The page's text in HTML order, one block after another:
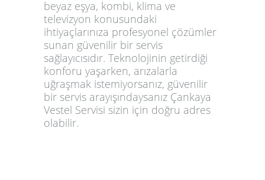
beyaz eşya, kombi, klima ve
televizyon konusundaki
ihtiyaçlarınıza profesyonel çözümler
sunan güvenilir bir servis
sağlayıcısıdır. Teknolojinin getirdiği
konforu yaşarken, arızalarla
uğraşmak istemiyorsanız, güvenilir
bir servis arayışındaysanız Çankaya
Vestel Servisi sizin için doğru adres
olabilir.